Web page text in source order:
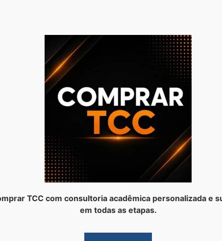
TCC com consultoria acadêmica personalizada e
em todas as etapas.